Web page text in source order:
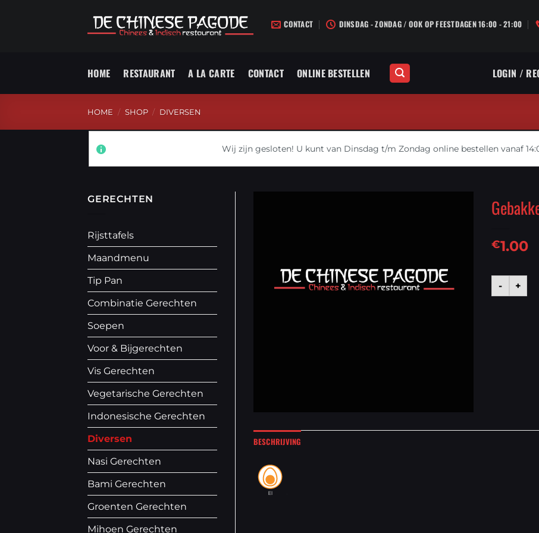
CONTACT DINSDAG - ZONDAG / OOK OP FEESTDAGEN 16:00 - 21:00
HOME RESTAURANT A LA CARTE CONTACT ONLINE BESTELLEN LOGIN /
HOME / SHOP / DIVERSEN
Wij zijn gesloten! U kunt van Dinsdag t/m Zondag online bestellen vanaf
GERECHTEN
Rijsttafels
Maandmenu
Tip Pan
Combinatie Gerechten
Soepen
Voor & Bijgerechten
Vis Gerechten
Vegetarische Gerechten
Indonesische Gerechten
Diversen
Nasi Gerechten
Bami Gerechten
Groenten Gerechten
Mihoen Gerechten
€1.00
- +
BESCHRIJVING